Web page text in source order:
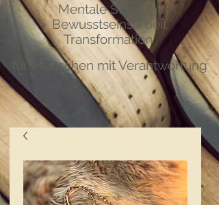
Mentale Stabilität
Bewusstseinsarbeit
Transformation
für Menschen mit Verantwortung